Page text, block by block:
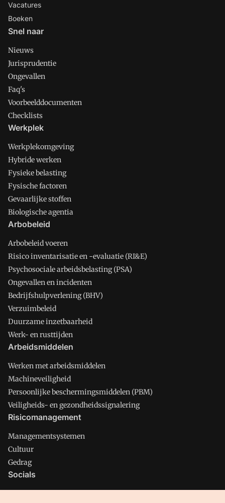
Vacatures
Boeken
Snel naar
Nieuws
Jurisprudentie
Ongevallen
Faq's
Voorbeelddocumenten
Checklists
Werkplek
Werkplekomgeving
Hybride werken
Fysieke belasting
Fysische factoren
Gevaarlijke stoffen
Biologische agentia
Arbobeleid
Arbobeleid voeren
Risico inventarisatie en -evaluatie (RI&E)
Psychosociale arbeidsbelasting (PSA)
Ongevallen en incidenten
Bedrijfshulpverlening (BHV)
Verzuimbeleid
Duurzame inzetbaarheid
Werk- en rusttijden
Arbeidsmiddelen
Werken met arbeidsmiddelen
Machineveiligheid
Persoonlijke beschermingsmiddelen (PBM)
Veiligheids- en gezondheidssignalering
Risicomanagement
Managementsystemen
Cultuur
Gedrag
Socials